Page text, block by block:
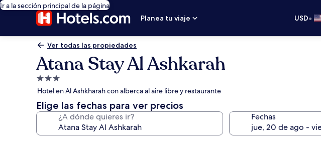
Ir a la sección principal de la página
Planea tu viaje
USD•
Ver todas las propiedades
Atana Stay Al Ashkarah
Propiedad
de
3.0
estrellas
Hotel en Al Ashkharah con alberca al aire libre y restaurante
Elige las fechas para ver precios
¿A dónde quieres ir? Fechas